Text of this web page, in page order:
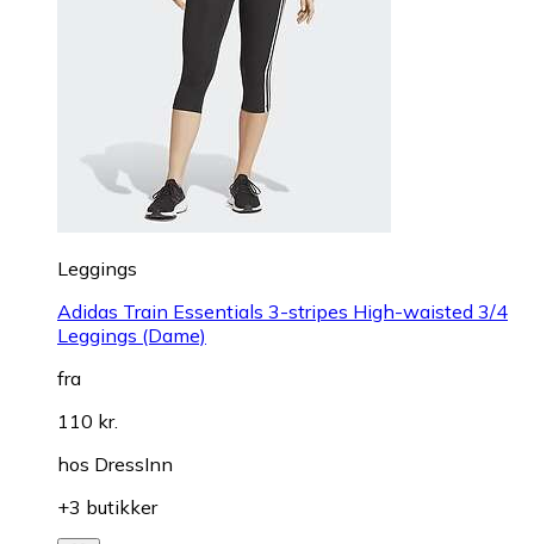
Leggings
Adidas Train Essentials 3-stripes High-waisted 3/4
Leggings (Dame)
fra
110 kr.
hos DressInn
+3 butikker